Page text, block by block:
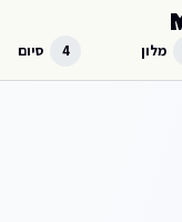
מלון 4 סיום